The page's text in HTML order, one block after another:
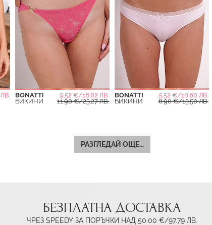
BONATTI
9.52 €/18.62 ЛВ.
БИКИНИ
11.90 €/23.27 ЛВ.
BONATTI
5.52 €/10.80 ЛВ.
БИКИНИ
6.90 €/13.50 ЛВ.
РАЗГЛЕДАЙ ОЩЕ...
БЕЗПЛАТНА ДОСТАВКА
ЧРЕЗ SPEEDY ЗА ПОРЪЧКИ НАД 50.00 €/97.79 ЛВ.